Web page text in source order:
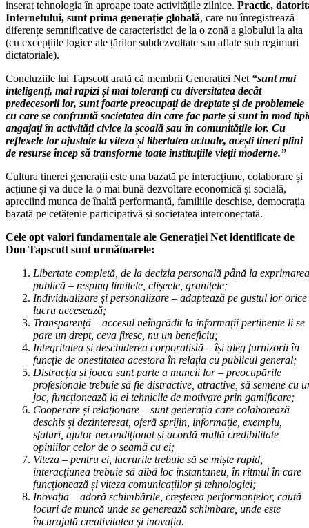
inserat tehnologia în aproape toate activitățile zilnice. Practic,
Internetului, sunt prima generație globală, care nu înregistrează
diferențe semnificative de caracteristici de la o zonă a globului la alta
(cu excepțiile logice ale țărilor subdezvoltate sau aflate sub regimuri
dictatoriale).
Concluziile lui Tapscott arată că membrii Generației Net “sunt mai
inteligenți, mai rapizi și mai toleranți cu diversitatea decât
predecesorii lor, sunt foarte preocupați de dreptate și de problemele
cu care se confruntă societatea din care fac parte și sunt în mod
angajați în activități civice la școală sau în comunitățile lor. Cu
reflexele lor ajustate la viteza și libertatea actuale, acești tineri plini
de resurse încep să transforme toate instituțiile vieții moderne.”
Cultura tinerei generații este una bazată pe interacțiune, colaborare și
acțiune și va duce la o mai bună dezvoltare economică și socială,
apreciind munca de înaltă performanță, familiile deschise, democrația
bazată pe cetățenie participativă și societatea interconectată.
Cele opt valori fundamentale ale Generației Net identificate de
Don Tapscott sunt următoarele:
Libertate completă, de la decizia personală până la exprimarea
publică – resping limitele, clișeele, granițele;
Individualizare și personalizare – adaptează pe gustul lor orice
lucru accesează;
Transparență – accesul neîngrădit la informații pertinente li se
pare un drept, ceva firesc, nu un beneficiu;
Integritatea și deschiderea corporatistă – își aleg furnizorii în
funcție de onestitatea acestora în relația cu publicul general;
Distracția și joaca sunt parte a muncii lor – preocupările
profesionale trebuie să fie distractive, atractive, să semene cu
joc, funcționează la ei tehnicile de motivare prin gamificare;
Cooperare și relaționare – sunt generația care colaborează
deschis și dezinteresat, oferă sprijin, informație, exemplu,
sfaturi, ajutor necondiționat și acordă multă credibilitate
opiniilor celor de o seamă cu ei;
Viteza – pentru ei, lucrurile trebuie să se miște rapid,
interacțiunea trebuie să aibă loc instantaneu, în ritmul în care
funcționează și viteza comunicațiilor și tehnologiei;
Inovația – adoră schimbările, creșterea performanțelor, caută
locuri de muncă unde se generează schimbare, unde este
încurajată creativitatea și inovația.